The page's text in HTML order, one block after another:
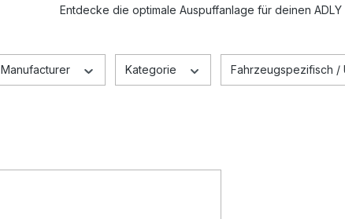
Entdecke die optimale Auspuffanlage für deinen
Manufacturer Kategorie Fahrzeugspezifisch /